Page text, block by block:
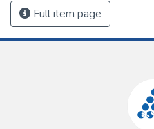
Full item page